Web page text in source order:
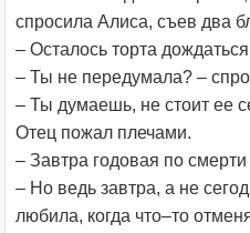
спросила Алиса, съев два
– Осталось торта
– Ты не передумала? –
– Ты думаешь, не стоит ее
Отец пожал плечами.
– Завтра годовая по
– Но ведь завтра, а не
любила, когда что–то